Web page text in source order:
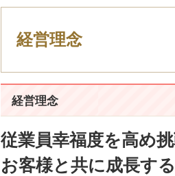
経営理念
経営理念
従業員幸福度を高め
お客様と共に成長す